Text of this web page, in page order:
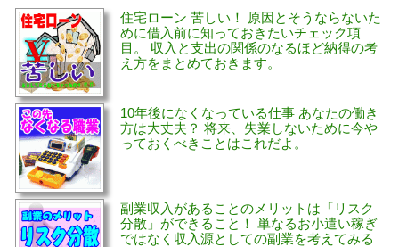
住宅ローン 苦しい！ 原因とそうならないた
めに借入前に知っておきたいチェック項
目。 収入と支出の関係のなるほど納得の考
え方をまとめておきます。
10年後になくなっている仕事 あなたの働き
方は大丈夫？ 将来、失業しないために今や
っておくべきことはこれだよ。
副業収入があることのメリットは「リスク
分散」ができること！ 単なるお小遣い稼ぎ
ではなく収入源としての副業を考えてみる